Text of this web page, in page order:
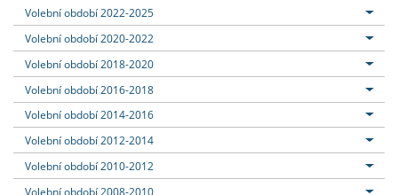
Volební období 2022-2025
Volební období 2020-2022
Volební období 2018-2020
Volební období 2016-2018
Volební období 2014-2016
Volební období 2012-2014
Volební období 2010-2012
Volební období 2008-2010